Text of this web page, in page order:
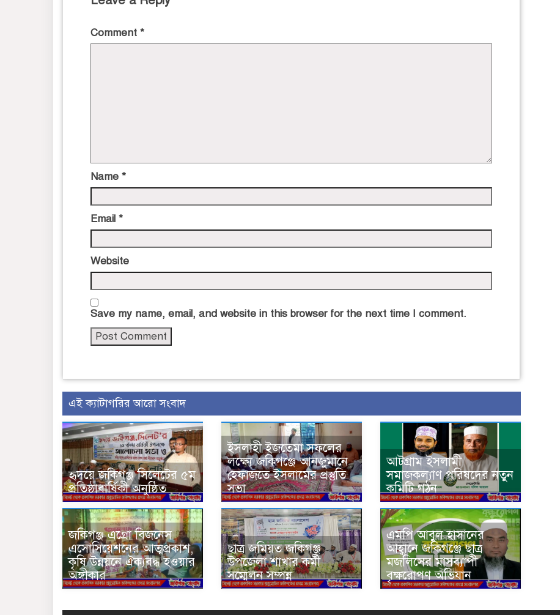
Comment *
Name *
Email *
Website
Save my name, email, and website in this browser for the next time I comment.
এই ক্যাটাগরির আরো সংবাদ
হৃদয়ে জকিগঞ্জ সিলেটের ৫ম
প্রতিষ্ঠাবার্ষিকী অনুষ্ঠিত
ইসলাহী ইজতেমা সফলের
লক্ষ্যে জকিগঞ্জে আনজুমানে
হেফাজতে ইসলামের প্রস্তুতি
সভা
আটগ্রাম ইসলামী
সমাজকল্যাণ পরিষদের নতুন
কমিটি গঠন
জকিগঞ্জ এগ্রো বিজনেস
এসোসিয়েশনের আত্মপ্রকাশ,
কৃষি উন্নয়নে ঐক্যবদ্ধ হওয়ার
অঙ্গীকার
ছাত্র জমিয়ত জকিগঞ্জ
উপজেলা শাখার কর্মী
সম্মেলন সম্পন্ন
এমপি আবুল হাসানের
আহ্বানে জকিগঞ্জে ছাত্র
মজলিসের মাসব্যাপী
বৃক্ষরোপণ অভিযান